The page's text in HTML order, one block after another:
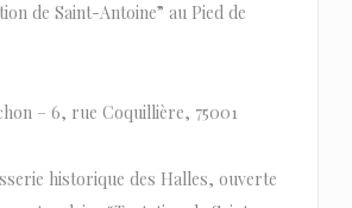
de Saint-Antoine” au Pied de
– 6, rue Coquillière, 75001
historique des Halles, ouverte